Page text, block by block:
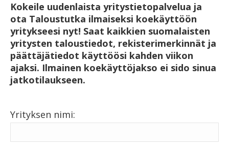
Kokeile uudenlaista yritystietopalvelua ja
ota Taloustutka ilmaiseksi koekäyttöön
yritykseesi nyt! Saat kaikkien suomalaisten
yritysten taloustiedot, rekisterimerkinnät ja
päättäjätiedot käyttöösi kahden viikon
ajaksi. Ilmainen koekäyttöjakso ei sido sinua
jatkotilaukseen.
Yrityksen nimi: